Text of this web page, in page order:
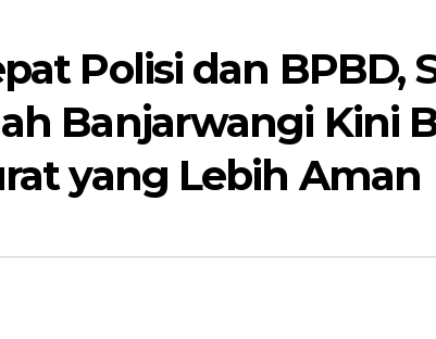
Polisi dan BPBD,
Banjarwangi Kini
yang Lebih Aman